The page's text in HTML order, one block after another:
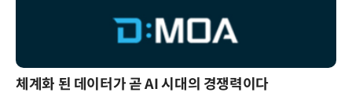
체계화 된 데이터가 곧 AI 시대의 경쟁력이다